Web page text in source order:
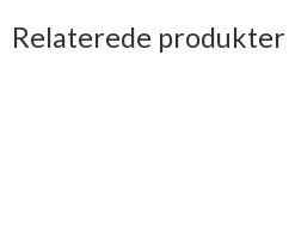
Relaterede produkter